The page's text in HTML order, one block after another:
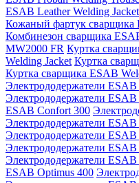
ESAB Leather Welding Jacket
Кожаный фартук сварщика
Комбинезон сварщика
MW2000 FR Куртка
Welding Jacket Куртка
Куртка сварщика ESAB
Электрододержатели ESAB
Электрододержатели
ESAB Confort 300
Электрододержатели
Электрододержатели
Электрододержатели
Электрододержатели
ESAB Optimus 400